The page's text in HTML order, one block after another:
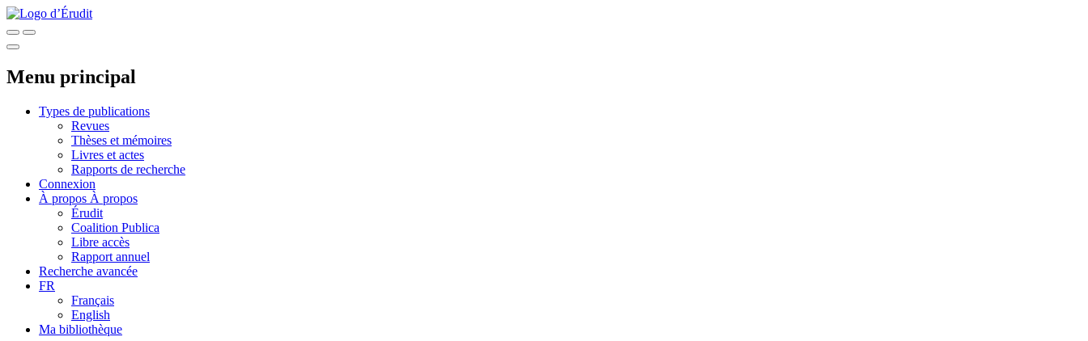
Menu principal
Types de publications
Revues
Thèses et mémoires
Livres et actes
Rapports de recherche
Connexion
À propos À propos
Érudit
Coalition Publica
Libre accès
Rapport annuel
Recherche avancée
FR
Français
English
Ma bibliothèque